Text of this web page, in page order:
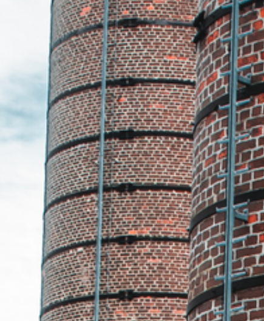
Erzeuger und Speicher
Leitungsauskunft
Zeitlich befristete Anschlüsse
Unser Netz
Strom
Gas
Wasser
Fernwärme
MSB
Unternehmen
Notfallnummer / Störung melden
Kontakt
Marktkommunikation
Aktuelles